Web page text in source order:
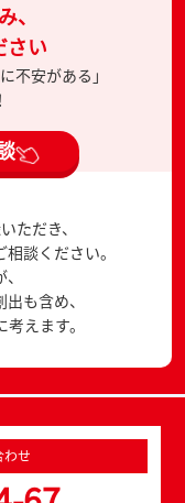
、
さい
不安がある」
ただき、
談ください。
も含め、
えます。
わせ